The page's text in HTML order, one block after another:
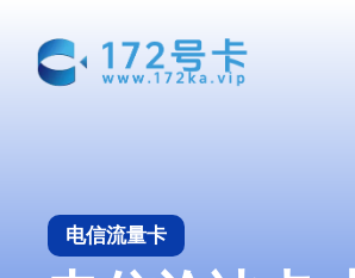
电信流量卡